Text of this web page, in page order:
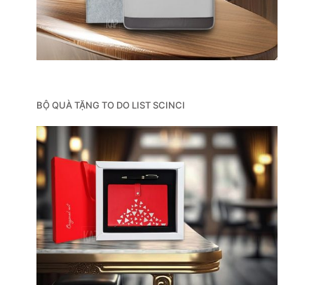
BỘ QUÀ TẶNG TO DO LIST SCINCI